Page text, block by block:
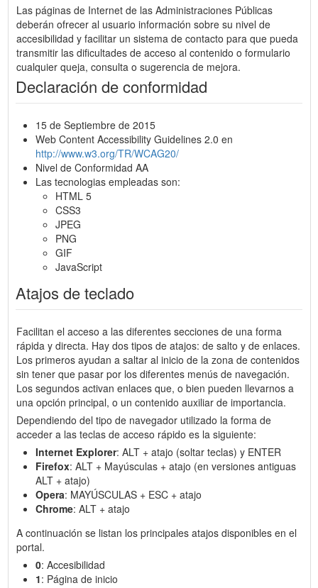
Las páginas de Internet de las Administraciones Públicas
deberán ofrecer al usuario información sobre su nivel de
accesibilidad y facilitar un sistema de contacto para que pueda
transmitir las dificultades de acceso al contenido o formulario
cualquier queja, consulta o sugerencia de mejora.
Declaración de conformidad
15 de Septiembre de 2015
Web Content Accessibility Guidelines 2.0 en
http://www.w3.org/TR/WCAG20/
Nivel de Conformidad AA
Las tecnologias empleadas son:
HTML 5
CSS3
JPEG
PNG
GIF
JavaScript
Atajos de teclado
Facilitan el acceso a las diferentes secciones de una forma
rápida y directa. Hay dos tipos de atajos: de salto y de enlaces.
Los primeros ayudan a saltar al inicio de la zona de contenidos
sin tener que pasar por los diferentes menús de navegación.
Los segundos activan enlaces que, o bien pueden llevarnos a
una opción principal, o un contenido auxiliar de importancia.
Dependiendo del tipo de navegador utilizado la forma de
acceder a las teclas de acceso rápido es la siguiente:
Internet Explorer: ALT + atajo (soltar teclas) y ENTER
Firefox: ALT + Mayúsculas + atajo (en versiones antiguas
ALT + atajo)
Opera: MAYÚSCULAS + ESC + atajo
Chrome: ALT + atajo
A continuación se listan los principales atajos disponibles en el
portal.
0: Accesibilidad
1: Página de inicio